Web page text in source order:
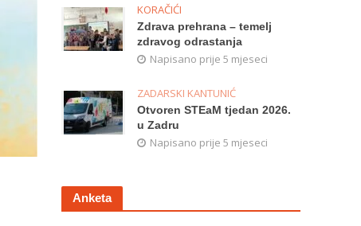
KORAČIĆI
Zdrava prehrana – temelj
zdravog odrastanja
Napisano prije 5 mjeseci
ZADARSKI KANTUNIĆ
Otvoren STEaM tjedan 2026.
u Zadru
Napisano prije 5 mjeseci
Anketa